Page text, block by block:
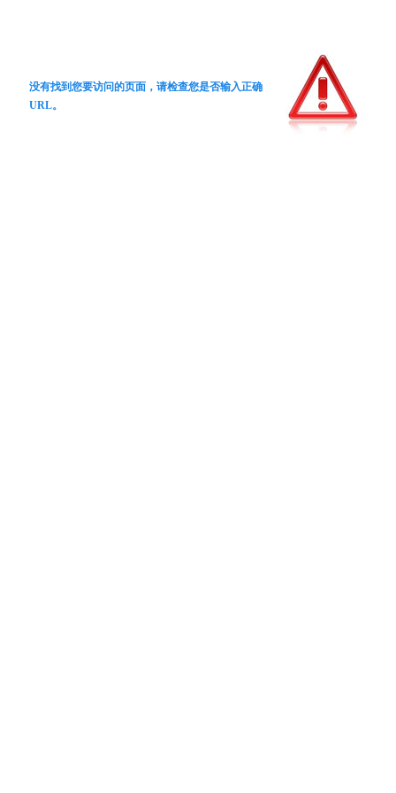
没有找到您要访问的页面，请检查您是否输入正确
URL。